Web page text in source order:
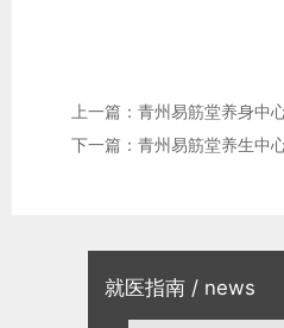
就医指南 / news
上一篇：青州易筋堂养身中
下一篇：青州易筋堂养生中